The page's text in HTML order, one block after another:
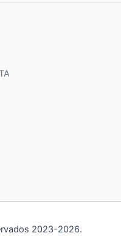
2023-2026.